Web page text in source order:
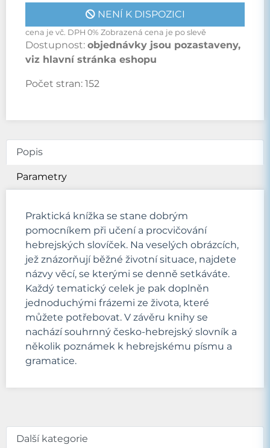
NENÍ K DISPOZICI
cena je vč. DPH 0% Zobrazená cena je po slevě
Dostupnost: objednávky jsou pozastaveny,
viz hlavní stránka eshopu
Počet stran: 152
Popis
Parametry
Praktická knížka se stane dobrým
pomocníkem při učení a procvičování
hebrejských slovíček. Na veselých obrázcích,
jež znázorňují běžné životní situace, najdete
názvy věcí, se kterými se denně setkáváte.
Každý tematický celek je pak doplněn
jednoduchými frázemi ze života, které
můžete potřebovat. V závěru knihy se
nachází souhrnný česko-hebrejský slovník a
několik poznámek k hebrejskému písmu a
gramatice.
Další kategorie